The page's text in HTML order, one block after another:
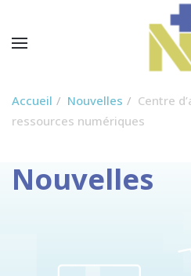
Accueil Nouvelles
Centre
ressources numériques
Nouvelles